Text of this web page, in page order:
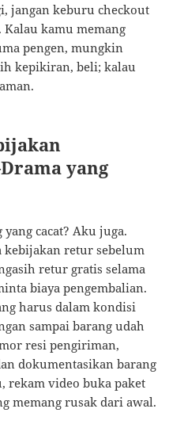
jangan keburu checkout
kamu memang
pengen, mungkin
kepikiran, beli; kalau
yang
cacat? Aku juga.
kebijakan retur sebelum
retur gratis selama
biaya pengembalian.
harus dalam kondisi
sampai barang udah
resi pengiriman,
dokumentasikan barang
video buka paket
memang rusak dari awal.